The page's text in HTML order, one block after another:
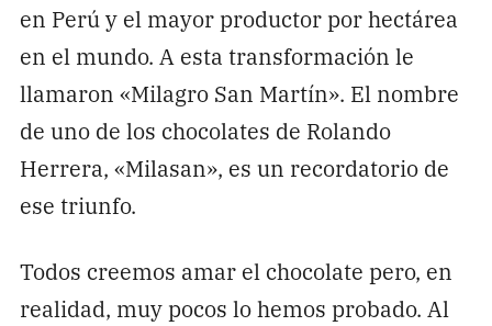
en Perú y el mayor productor por hectárea
en el mundo. A esta transformación le
llamaron «Milagro San Martín». El nombre
de uno de los chocolates de Rolando
Herrera, «Milasan», es un recordatorio de
ese triunfo.
Todos creemos amar el chocolate pero, en
realidad, muy pocos lo hemos probado. Al